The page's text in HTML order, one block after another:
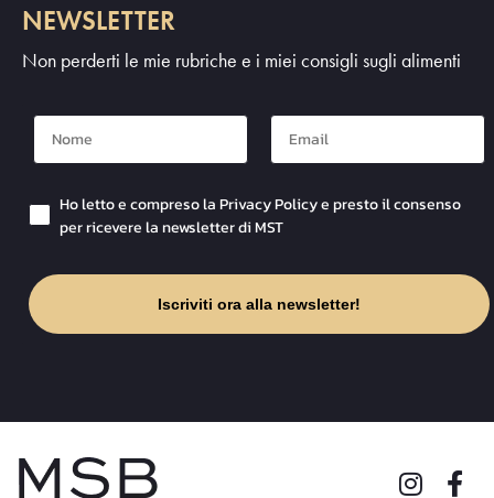
NEWSLETTER
Non perderti le mie rubriche e i miei consigli sugli alimenti
Nome Mail
Checkbox Privacy
Ho letto e compreso la Privacy Policy e presto il consenso
per ricevere la newsletter di MST
Iscriviti ora alla newsletter!